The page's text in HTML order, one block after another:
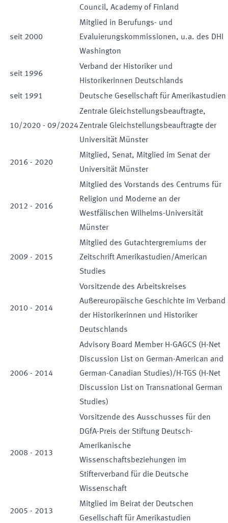
Council, Academy of Finland
seit 2000
Mitglied in Berufungs- und
Evaluierungskommissionen, u.a. des DHI
Washington
seit 1996
Verband der Historiker und
Historikerinnen Deutschlands
seit 1991 Deutsche Gesellschaft für Amerikastudien
10/2020 - 09/2024
Zentrale Gleichstellungsbeauftragte,
Zentrale Gleichstellungsbeauftragte der
Universität Münster
2016 - 2020
Mitglied, Senat, Mitglied im Senat der
Universität Münster
2012 - 2016
Mitglied des Vorstands des Centrums für
Religion und Moderne an der
Westfälischen Wilhelms-Universität
Münster
2009 - 2015
Mitglied des Gutachtergremiums der
Zeitschrift Amerikastudien/American
Studies
2010 - 2014
Vorsitzende des Arbeitskreises
Außereuropäische Geschichte im Verband
der Historikerinnen und Historiker
Deutschlands
2006 - 2014
Advisory Board Member H-GAGCS (H-Net
Discussion List on German-American and
German-Canadian Studies)/H-TGS (H-Net
Discussion List on Transnational German
Studies)
2008 - 2013
Vorsitzende des Ausschusses für den
DGfA-Preis der Stiftung Deutsch-
Amerikanische
Wissenschaftsbeziehungen im
Stifterverband für die Deutsche
Wissenschaft
2005 - 2013
Mitglied im Beirat der Deutschen
Gesellschaft für Amerikastudien